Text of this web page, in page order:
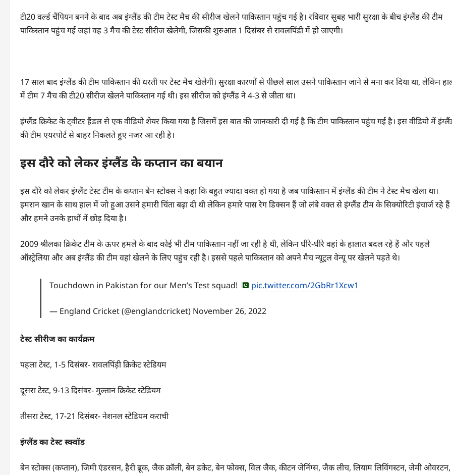
टी20 वर्ल्ड चैंपियन बनने के बाद अब इंग्लैंड की टीम टेस्ट मैच की सीरीज खेलने पाकिस्तान पहुंच गई है। रविवार सुबह भारी सुरक्षा के बीच इंग्लैंड की टीम
पाकिस्तान पहुंच गई जहां वह 3 मैच की टेस्ट सीरीज खेलेगी, जिसकी शुरुआत 1 दिसंबर से रावलपिंडी में हो जाएगी।
17 साल बाद इंग्लैंड की टीम पाकिस्तान की धरती पर टेस्ट मैच खेलेगी। सुरक्षा कारणों से पीछले साल उसने पाकिस्तान जाने से मना कर दिया था, लेकिन
में टीम 7 मैच की टी20 सीरीज खेलने पाकिस्तान गई थी। इस सीरीज को इंग्लैंड ने 4-3 से जीता था।
इंग्लैंड क्रिकेट के ट्वीटर हैंडल से एक वीडियो शेयर किया गया है जिसमें इस बात की जानकारी दी गई है कि टीम पाकिस्तान पहुंच गई है। इस वीडियो में
की टीम एयरपोर्ट से बाहर निकलते हुए नजर आ रही है।
इस दौरे को लेकर इंग्लैंड के कप्तान का बयान
इस दौरे को लेकर इंग्लैंट टेस्ट टीम के कप्तान बेन स्टोक्स ने कहा कि बहुत ज्यादा वक्त हो गया है जब पाकिस्तान में इंग्लैंड की टीम ने टेस्ट मैच खेला था।
इमरान खान के साथ हाल में जो हुआ उसने हमारी चिंता बढ़ा दी थी लेकिन हमारे पास रेग डिक्सन हैं जो लंबे वक्त से इंग्लैंड टीम के सिक्योरिटी इंचार्ज रहे हैं
और हमने उनके हाथों में छोड़ दिया है।
2009 श्रीलका क्रिकेट टीम के ऊपर हमले के बाद कोई भी टीम पाकिस्तान नहीं जा रही है थी, लेकिन धीरे-धीरे वहां के हालात बदल रहे हैं और पहले
ऑस्ट्रेलिया और अब इंग्लैंड की टीम वहां खेलने के लिए पहुंच रही है। इससे पहले पाकिस्तान को अपने मैच न्यूट्रल वेन्यू पर खेलने पड़ते थे।
Touchdown in Pakistan for our Men’s Test squad! pic.twitter.com/2GbRr1Xcw1
— England Cricket (@englandcricket) November 26, 2022
टेस्ट सीरीज का कार्यक्रम
पहला टेस्ट, 1-5 दिसंबर- रावलपिंड़ी क्रिकेट स्टेडियम
दूसरा टेस्ट, 9-13 दिसंबर- मुल्तान क्रिकेट स्टेडियम
तीसरा टेस्ट, 17-21 दिसंबर- नेशनल स्टेडियम कराची
इंग्लैंड का टेस्ट स्क्वॉड
बेन स्टोक्स (कप्तान), जिमी एंडरसन, हैरी ब्रूक, जैक क्रॉली, बेन डकेट, बेन फोक्स, विल जैक, कीटन जेनिंग्स, जैक लीच, लियाम लिविंगस्टन, जेमी ओवरटन,